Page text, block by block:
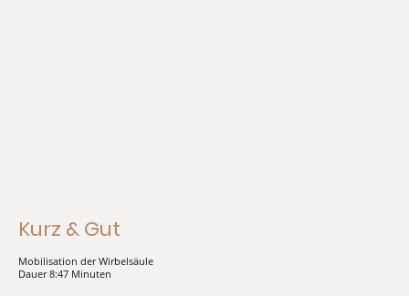
Kurz & Gut
Mobilisation der Wirbelsäule
Dauer 8:47 Minuten